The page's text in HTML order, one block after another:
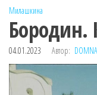
Милашкина
Бородин.
04.01.2023 Автор: DOMNA